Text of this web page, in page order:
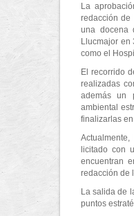
La
redacción de
una docena
Llucmajor en
como el
El recorrido
realizadas
además un
ambiental
finalizarlas
licitado con
encuentran
redacción de
La salida de
puntos